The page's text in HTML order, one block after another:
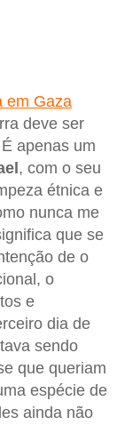
em Gaza
deve ser
apenas um
, com o seu
étnica e
nunca me
que se
de o
o
e
dia de
sendo
que queriam
espécie de
ainda não